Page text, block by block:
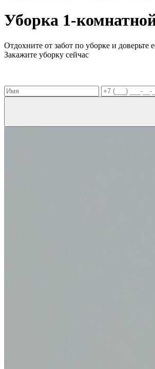
Уборка 1-
Отдохните от забот по уборке и доверьте
Закажите уборку сейчас